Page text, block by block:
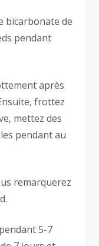
bicarbonate de
pendant
après
frottez
mettez des
pendant au
remarquerez
5-7